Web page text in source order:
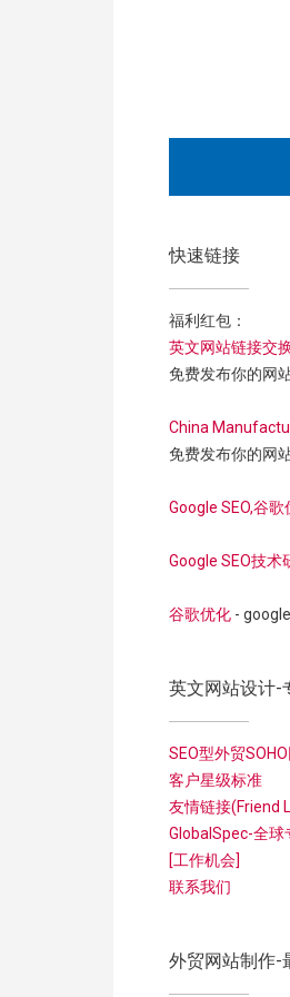
快速链接
福利红包：
英文网站链接交
免费发布你的网
China
免费发布你的网
Google SEO,谷歌
Google SEO技术
谷歌优化 -
英文网站设计-
SEO型外贸
客户星级标准
友情链接(Friend
GlobalSpec-全球
[工作机会]
联系我们
外贸网站制作-